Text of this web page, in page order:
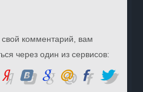
свой комментарий, вам
через один из сервисов: